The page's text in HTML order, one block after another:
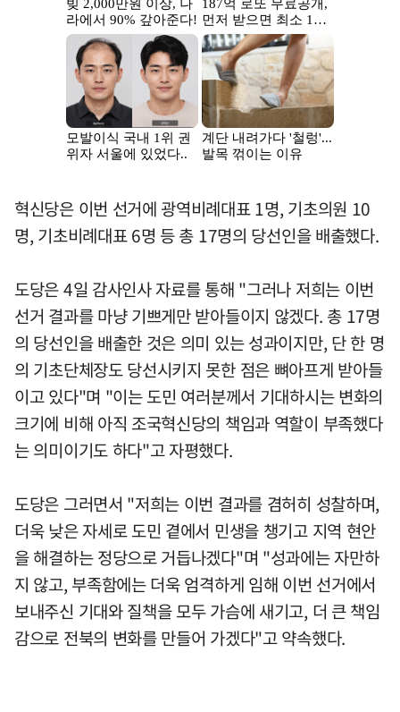
혁신당은 이번 선거에 광역비례대표 1명, 기초의원 10
명, 기초비례대표 6명 등 총 17명의 당선인을 배출했다.
도당은 4일 감사인사 자료를 통해 "그러나 저희는 이번
선거 결과를 마냥 기쁘게만 받아들이지 않겠다. 총 17명
의 당선인을 배출한 것은 의미 있는 성과이지만, 단 한 명
의 기초단체장도 당선시키지 못한 점은 뼈아프게 받아들
이고 있다"며 "이는 도민 여러분께서 기대하시는 변화의
크기에 비해 아직 조국혁신당의 책임과 역할이 부족했다
는 의미이기도 하다"고 자평했다.
도당은 그러면서 "저희는 이번 결과를 겸허히 성찰하며,
더욱 낮은 자세로 도민 곁에서 민생을 챙기고 지역 현안
을 해결하는 정당으로 거듭나겠다"며 "성과에는 자만하
지 않고, 부족함에는 더욱 엄격하게 임해 이번 선거에서
보내주신 기대와 질책을 모두 가슴에 새기고, 더 큰 책임
감으로 전북의 변화를 만들어 가겠다"고 약속했다.